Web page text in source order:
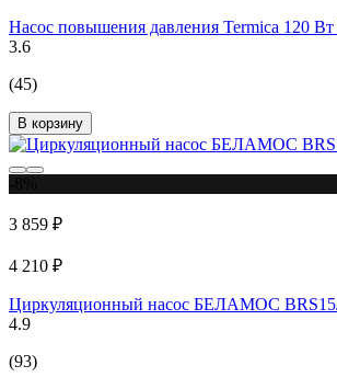
Насос повышения давления Termica 120
3.6
(45)
В корзину
3 859 ₽
4 210 ₽
Циркуляционный насос БЕЛАМОС
4.9
(93)